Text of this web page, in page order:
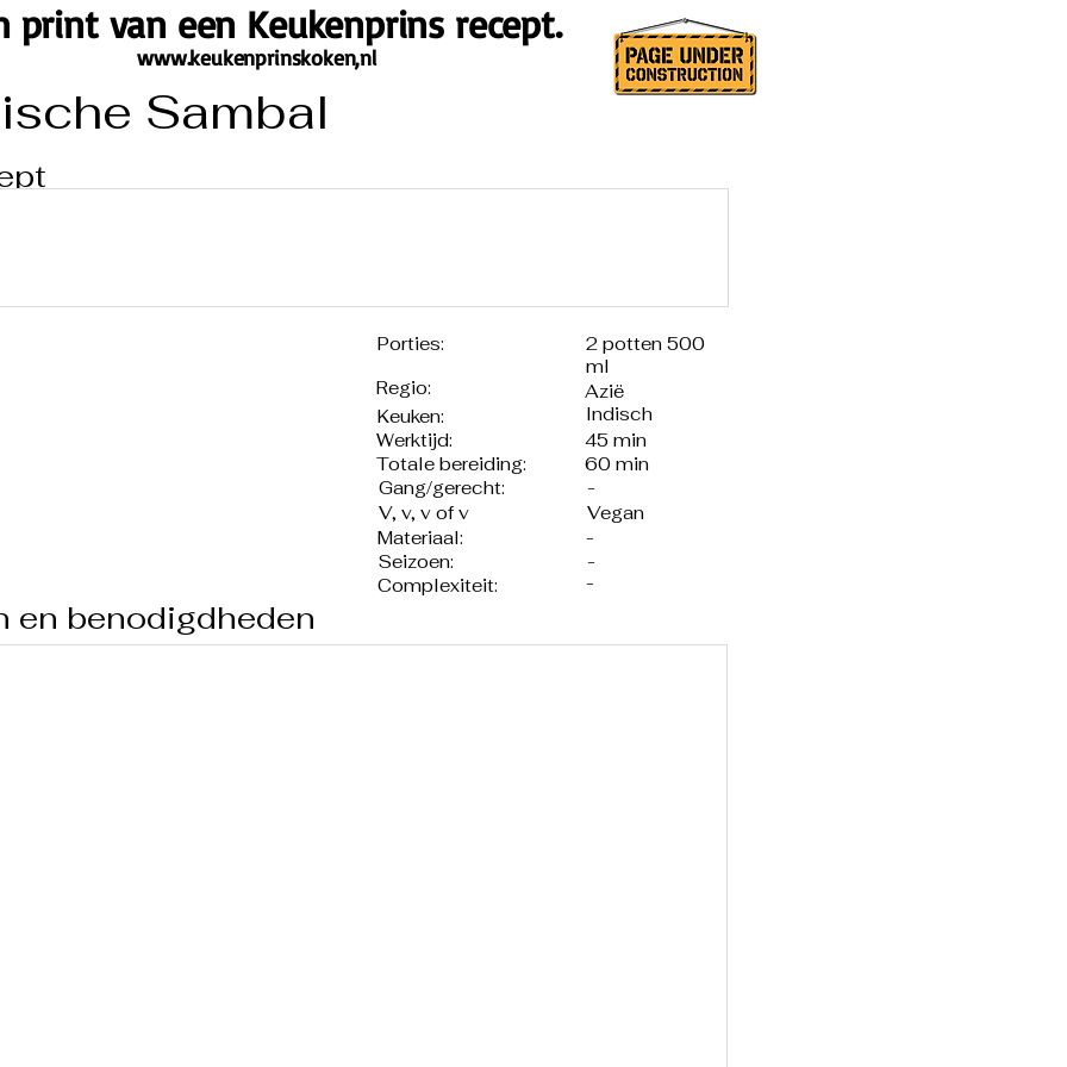
print van een Keukenprins recept.
www.keukenprinskoken,nl
Sambal
Porties:
Regio:
Keuken:
Werktijd:
Totale bereiding:
2 potten 500
ml
Azië
Indisch
45 min
60 min
Gang/gerecht:
V, v, v of v
Materiaal:
Seizoen:
Complexiteit:
-
Vegan
-
-
-
en benodigdheden